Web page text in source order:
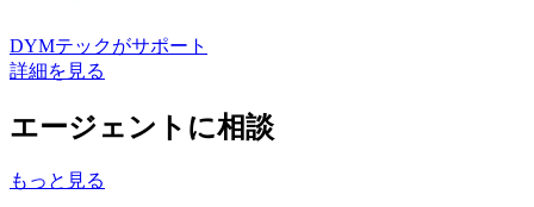
DYMテックがサポート
詳細を見る
エージェントに相談
もっと見る